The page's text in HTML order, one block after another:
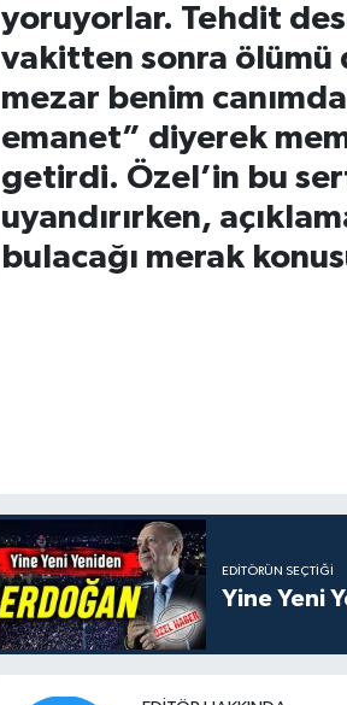
yoruyorlar. Tehdit
vakitten sonra ölümü
mezar benim
emanet” diyerek
getirdi. Özel’in bu sert
uyandırırken,
bulacağı merak
EDITÖRÜN SEÇTIĞI
Yine Yeni